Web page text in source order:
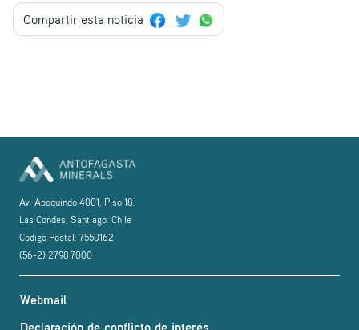
Compartir esta noticia
Av. Apoquindo 4001, Piso 18.
Las Condes, Santiago. Chile
Codigo Postal: 7550162
(56-2) 2798 7000
Webmail
Declaración de conflicto de interés